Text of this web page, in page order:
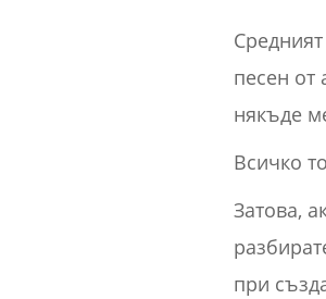
песен от
някъде
Всичко
Затова,
при